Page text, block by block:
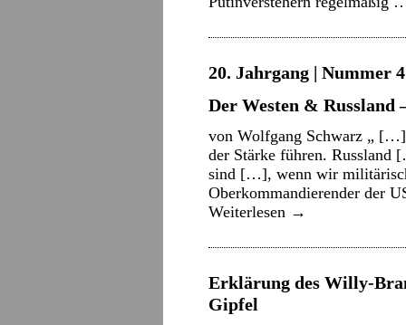
20. Jahrgang | Nummer
Der Westen & Russland
von Wolfgang Schwarz „
der Stärke führen.
sind […], wenn wir
Oberkommandierender der
Weiterlesen →
Erklärung des Willy-
Gipfel